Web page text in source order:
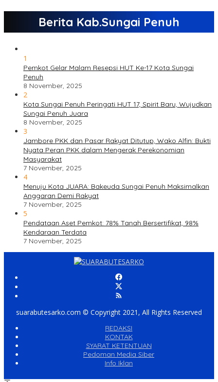
Berita Kab.Sungai Penuh
1
Pemkot Gelar Malam Resepsi HUT Ke-17 Kota Sungai
Penuh
8 November, 2025
2
Kota Sungai Penuh Peringati HUT 17, Spirit Baru, Wujudkan
Sungai Penuh Juara
8 November, 2025
3
Jambore PKK dan Pasar Rakyat Ditutup, Wako Alfin: Bukti
Nyata Peran PKK dalam Mengerak Perekonomian
Masyarakat
7 November, 2025
4
Menuju Kota JUARA: Bakeuda Sungai Penuh Maksimalkan
Anggaran Demi Rakyat
7 November, 2025
5
Pendataan Aset Pemkot: 78% Tanah Bersertifikat, 98%
Kendaraan Terdata
7 November, 2025
suarabutesarko.com © Copyright 2021, All Rights Reserved
REDAKSI
KONTAK
SYARAT KETENTUAN
Pedoman Media Siber
Info Iklan